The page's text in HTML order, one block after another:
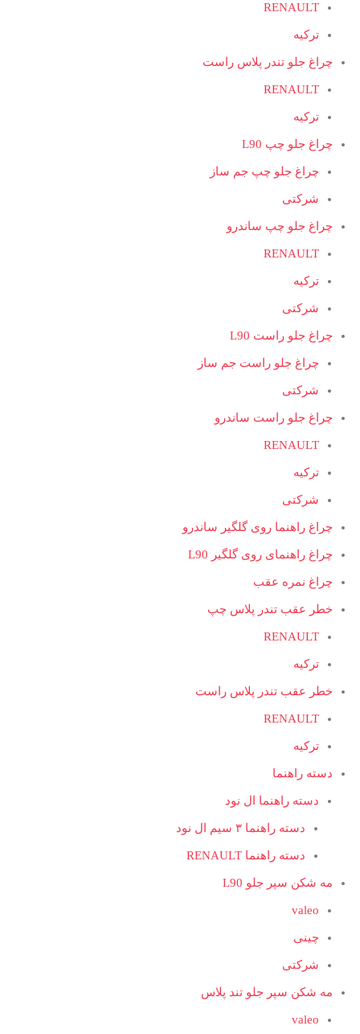
RENAULT
ترکیه
چراغ جلو تندر پلاس راست
RENAULT
ترکیه
چراغ جلو چپ L90
چراغ جلو چپ جم ساز
شرکتی
چراغ جلو چپ ساندرو
RENAULT
ترکیه
شرکتی
چراغ جلو راست L90
چراغ جلو راست جم ساز
شرکتی
چراغ جلو راست ساندرو
RENAULT
ترکیه
شرکتی
چراغ راهنما روی گلگیر ساندرو
چراغ راهنمای روی گلگیر L90
چراغ نمره عقب
خطر عقب تندر پلاس چپ
RENAULT
ترکیه
خطر عقب تندر پلاس راست
RENAULT
ترکیه
دسته راهنما
دسته راهنما ال نود
دسته راهنما ۳ سیم ال نود
دسته راهنما RENAULT
مه شکن سپر جلو L90
valeo
چینی
شرکتی
مه شکن سپر جلو تند پلاس
valeo